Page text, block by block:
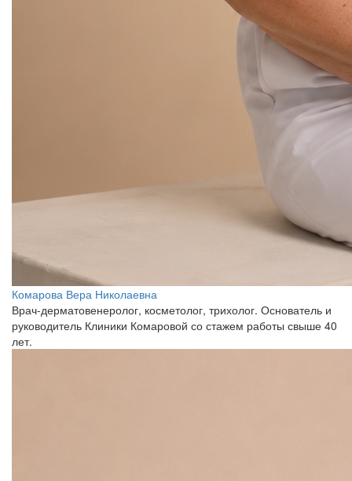
Комарова Вера Николаевна
Врач-дерматовенеролог, косметолог, трихолог. Основатель и
руководитель Клиники Комаровой со стажем работы свыше 40
лет.